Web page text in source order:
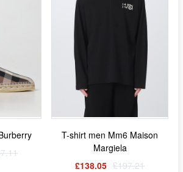
T-shirt men Mm6 Maison
Margiela
£138.05 £197.21